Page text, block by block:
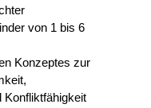
von 1 bis 6
Konzeptes zur
Konfliktfähigkeit